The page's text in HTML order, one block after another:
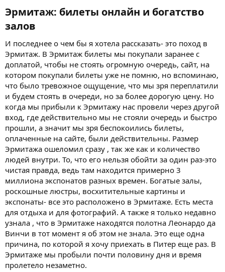
Эрмитаж: билеты онлайн и богатство
залов​
И последнее о чем бы я хотела рассказать- это поход в
Эрмитаж. В Эрмитаж билеты мы покупали заранее с
доплатой, чтобы не стоять огромную очередь, сайт, на
котором покупали билеты уже не помню, но вспоминаю,
что было тревожное ощущение, что мы зря переплатили
и будем стоять в очереди, но за более дорогую цену. Но
когда мы прибыли к Эрмитажу нас провели через другой
вход, где действительно мы не стояли очередь и быстро
прошли, а значит мы зря беспокоились билеты,
оплаченные на сайте, были действительны. Размер
Эрмитажа ошеломил сразу , так же как и количество
людей внутри. То, что его нельзя обойти за один раз-это
чистая правда, ведь там находится примерно 3
миллиона экспонатов разных времен. Богатые залы,
роскошные люстры, восхитительные картины и
экспонаты- все это расположено в Эрмитаже. Есть места
для отдыха и для фотографий. А также я только недавно
узнала , что в Эрмитаже находятся полотна Леонардо да
Винчи в тот момент я об этом не знала. Это еще одна
причина, по которой я хочу приехать в Питер еще раз. В
Эрмитаже мы пробыли почти половину дня и время
пролетело незаметно.